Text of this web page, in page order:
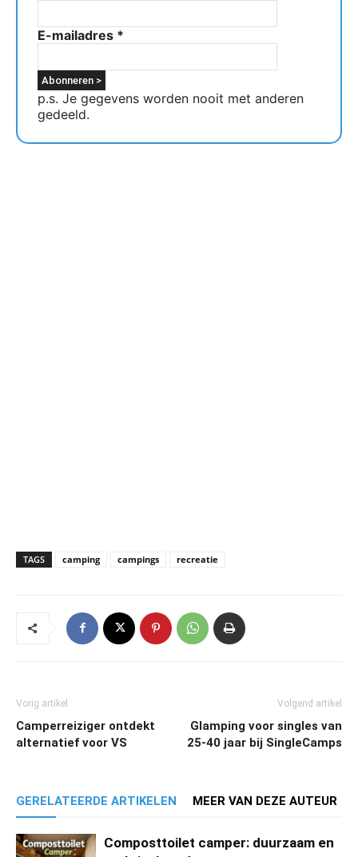
E-mailadres *
p.s. Je gegevens worden nooit met anderen
gedeeld.
TAGS camping campings recreatie
Vorig artikel
Camperreiziger ontdekt
alternatief voor VS
Volgend artikel
Glamping voor singles van
25-40 jaar bij SingleCamps
GERELATEERDE ARTIKELEN MEER VAN DEZE AUTEUR
Composttoilet camper: duurzaam en